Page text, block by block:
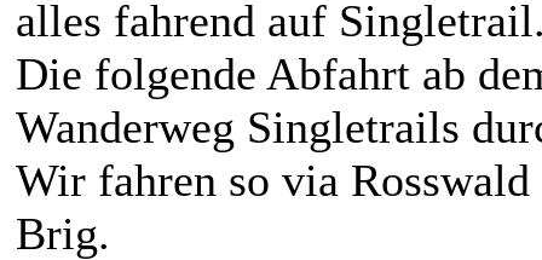
alles fahrend auf
Die folgende Abfahrt ab
Wanderweg Singletrails
Wir fahren so via
Brig.